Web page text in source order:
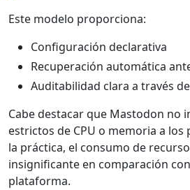
Este modelo proporciona:
Configuración declarativa
Recuperación automática
Auditabilidad clara a través
Cabe destacar que Mastodon no
estrictos de CPU o memoria a los
la práctica, el consumo de
insignificante en comparación
plataforma.